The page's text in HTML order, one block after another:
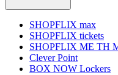
SHOPFLIX max
SHOPFLIX tickets
SHOPFLIX ΜΕ ΤΗ
Clever Point
BOX NOW Lockers